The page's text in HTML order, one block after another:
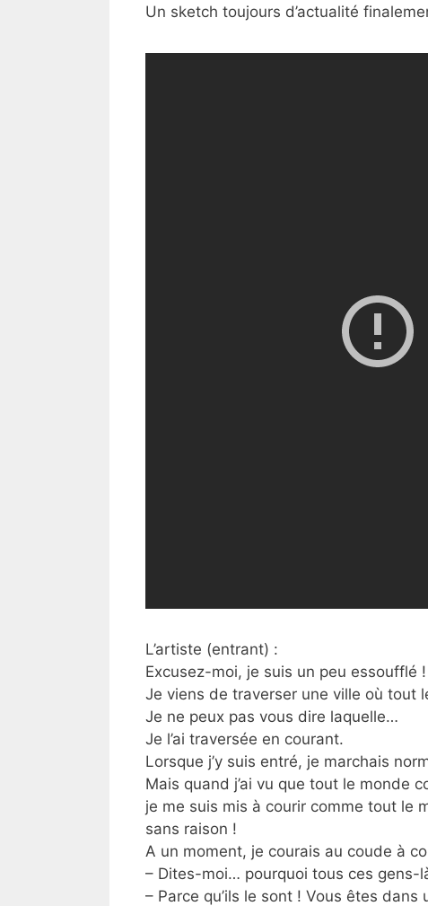
Un sketch toujours d’actualité
L’artiste (entrant) :
Excusez-moi, je suis un peu essoufflé !
Je viens de traverser une ville où tout
Je ne peux pas vous dire laquelle…
Je l’ai traversée en courant.
Lorsque j’y suis entré, je marchais
Mais quand j’ai vu que tout le monde
je me suis mis à courir comme tout le
sans raison !
A un moment, je courais au coude à
– Dites-moi… pourquoi tous ces gens-
– Parce qu’ils le sont ! Vous êtes